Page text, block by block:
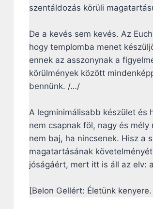
szentáldozás körüli
De a kevés sem kevés. Az
hogy templomba menet
ennek az asszonynak a
körülmények között
bennünk. /…/
A legminimálisabb készület és
nem csapnak föl, nagy és
nem baj, ha nincsenek. Hisz a
magatartásának
jóságáért, mert itt is áll az elv:
[Belon Gellért: Életünk